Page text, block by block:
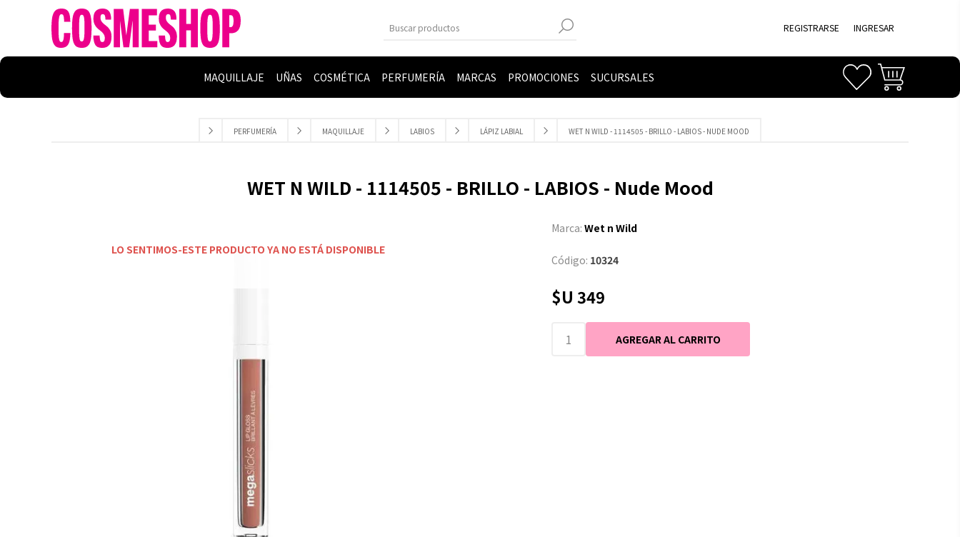
REGISTRARSE INGRESAR
MAQUILLAJE UÑAS COSMÉTICA PERFUMERÍA MARCAS PROMOCIONES SUCURSALES
PERFUMERÍA MAQUILLAJE LABIOS LÁPIZ LABIAL WET N WILD - 1114505 - BRILLO - LABIOS - NUDE MOOD
WET N WILD - 1114505 - BRILLO - LABIOS - Nude Mood
LO SENTIMOS-ESTE PRODUCTO YA NO ESTÁ DISPONIBLE
Marca: Wet n Wild
Código: 10324
$U 349